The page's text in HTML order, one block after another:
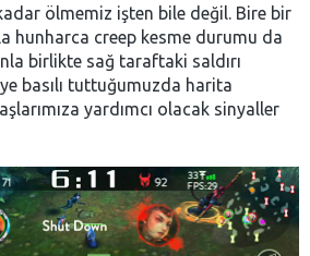
ölmemiz işten bile değil. Bire bir
hunharca creep kesme durumu da
birlikte sağ taraftaki saldırı
basılı tuttuğumuzda harita
yardımcı olacak sinyaller